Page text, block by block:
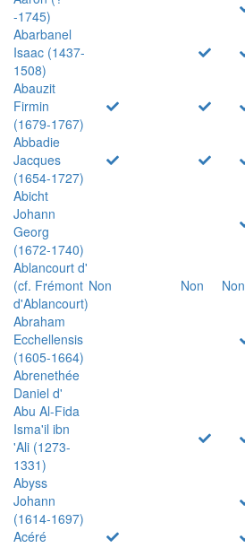
-1745)
Abarbanel
Isaac (1437-
1508)
Abauzit
Firmin
(1679-1767)
Abbadie
Jacques
(1654-1727)
Abicht
Johann
Georg
(1672-1740)
Ablancourt d'
(cf. Frémont
d'Ablancourt)
Non Non Non
Abraham
Ecchellensis
(1605-1664)
Abrenethée
Daniel d'
Abu Al-Fida
Isma'il ibn
'Ali (1273-
1331)
Abyss
Johann
(1614-1697)
Acéré